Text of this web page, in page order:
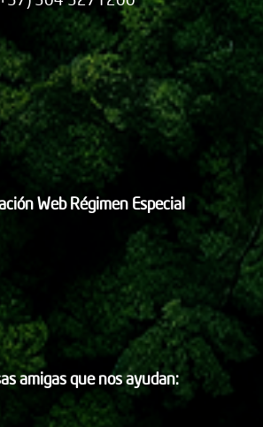
Web Régimen Especial
amigas que nos ayudan: